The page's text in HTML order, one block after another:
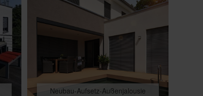
Neubau-Aufsetz-Außenjalousie